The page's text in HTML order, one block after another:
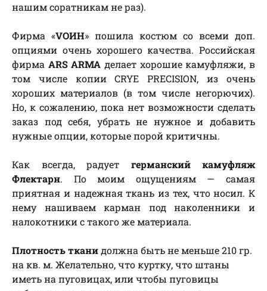
нашим соратникам не раз).
Фирма «VОИН» пошила костюм со всеми доп.
опциями очень хорошего качества. Российская
фирма ARS ARMA делает хорошие камуфляжи, в
том числе копии CRYE PRECISION, из очень
хороших материалов (в том числе негорючих).
Но, к сожалению, пока нет возможности сделать
заказ под себя, убрать не нужное и добавить
нужные опции, которые порой критичны.
Как всегда, радует германский камуфляж
Флектарн. По моим ощущениям — самая
приятная и надежная ткань из тех, что носил. К
нему нашиваем карман под наколенники и
налокотники с такого же материала.
Плотность ткани должна быть не меньше 210 гр.
на кв. м. Желательно, что куртку, что штаны
иметь на пуговицах, или чтобы пуговицы